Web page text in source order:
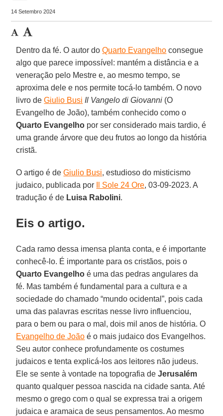
14 Setembro 2024
Dentro da fé. O autor doQuarto Evangelho consegue
algo que parece impossível: mantém a distância e a
veneração pelo Mestre e, ao mesmo tempo, se
aproxima dele e nos permite tocá-lo também. O novo
livro deGiulio Busi Il Vangelo di Giovanni (O
Evangelho de João), também conhecido como o
Quarto Evangelho por ser considerado mais tardio, é
uma grande árvore que deu frutos ao longo da história
cristã.
O artigo é deGiulio Busi, estudioso do misticismo
judaico, publicada por
Il Sole 24 Ore, 03-09-2023. A
tradução é de Luisa Rabolini.
Eis o artigo.
Cada ramo dessa imensa planta conta, e é importante
conhecê-lo. É importante para os cristãos, pois o
Quarto Evangelho é uma das pedras angulares da
fé. Mas também é fundamental para a cultura e a
sociedade do chamado “mundo ocidental”, pois cada
uma das palavras escritas nesse livro influenciou,
para o bem ou para o mal, dois mil anos de história. O
Evangelho de João é o mais judaico dos Evangelhos.
Seu autor conhece profundamente os costumes
judaicos e tenta explicá-los aos leitores não judeus.
Ele se sente à vontade na topografia deJerusalém
quanto qualquer pessoa nascida na cidade santa. Até
mesmo o grego com o qual se expressa trai a origem
judaica e aramaica de seus pensamentos. Ao mesmo